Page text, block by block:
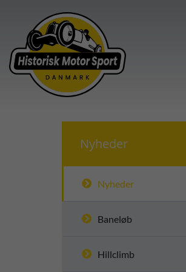
Nyheder
Nyheder
Baneløb
Hillclimb